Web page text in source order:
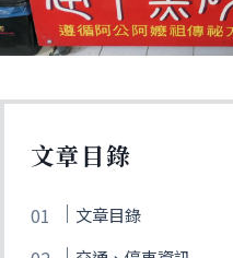
文章目錄
文章目錄